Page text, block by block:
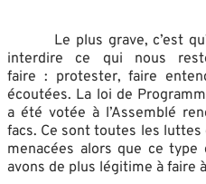
Le plus grave, c’est
interdire ce qui nous
faire : protester, faire
écoutées. La loi de
a été votée à l’Assemblé
facs. Ce sont toutes les
menacées alors que ce type
avons de plus légitime à faire